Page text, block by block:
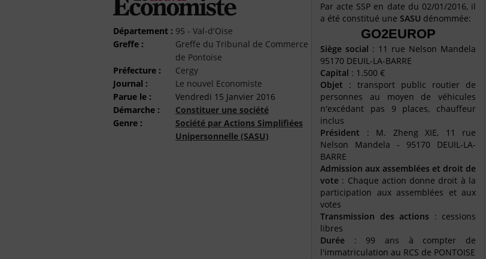
Département : 95 - Val-d'Oise
Greffe :
Greffe du Tribunal de Commerce
de Pontoise
Préfecture :
Cergy
Journal :
Le nouvel Economiste
Parue le :
Vendredi 15 Janvier 2016
Démarche :
Constituer une société
Genre :
Société par Actions Simplifiées
Unipersonnelle (SASU)
Par acte SSP en date du 02/01/2016, il
a été constitué une SASU dénommée:
GO2EUROP
Siège social : 11 rue Nelson Mandela
95170 DEUIL-LA-BARRE
Capital : 1.500 €
Objet : transport public routier de
personnes au moyen de véhicules
n'excédant pas 9 places, chauffeur
inclus
Président : M. Zheng XIE, 11 rue
Nelson Mandela - 95170 DEUIL-LA-
BARRE
Admission aux assemblées et droit de
vote : Chaque action donne droit à la
participation aux assemblées et aux
votes
Transmission des actions : cessions
libres
Durée : 99 ans à compter de
l'immatriculation au RCS de PONTOISE